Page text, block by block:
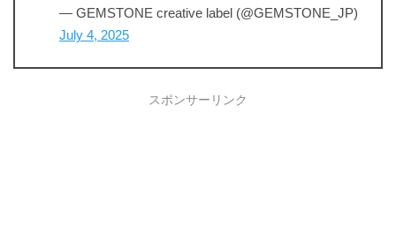
— GEMSTONE creative label (@GEMSTONE_JP)
July 4, 2025
スポンサーリンク